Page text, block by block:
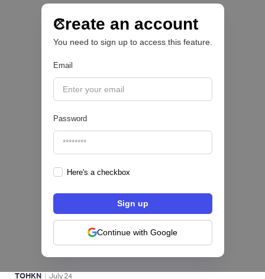
Create an account
You need to sign up to access this feature.
Email
Password
Here's a checkbox
Continue with Google
IA para automatizar la gestión de tesorería de
las PYMEs
BFM 👔
July 28
Fintech salvadoreña TOHKN lanza plataforma
para invertir desde US$10 en acciones de EE.
UU. y criptomonedas
ACTIVOS DIGITALES 👾
TOHKN | July 24